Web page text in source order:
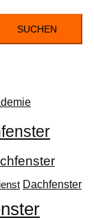
Dachfenster